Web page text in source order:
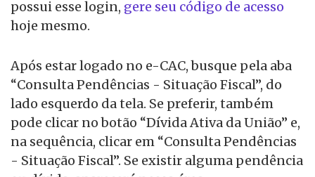
possui esse login, gere seu código de acesso
hoje mesmo.
Após estar logado no e-CAC, busque pela aba
“Consulta Pendências - Situação Fiscal”, do
lado esquerdo da tela. Se preferir, também
pode clicar no botão “Dívida Ativa da União” e,
na sequência, clicar em “Consulta Pendências
- Situação Fiscal”. Se existir alguma pendência